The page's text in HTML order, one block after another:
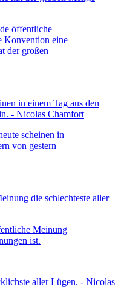
öffentliche
Konvention eine
der großen
scheinen in
von gestern
Meinung
ist.